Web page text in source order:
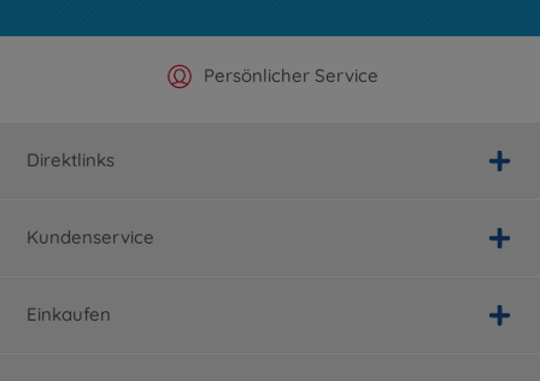
Offizieller Hersteller Shop
Persönlicher Service
Versandkostenfrei ab 25€
Schnelle Lieferung
Direktlinks
Kundenservice
Einkaufen